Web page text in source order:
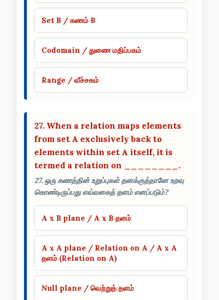
Set B / கணம் B
Codomain / துணை மதிப்பகம்
Range / வீச்சகம்
27. When a relation maps elements
from set A exclusively back to
elements within set A itself, it is
termed a relation on ________.
27. ஒரு கணத்தின் உறுப்புகள் தனக்குத்தானே உறவு
கொண்டிருப்பது எவ்வகைத் தளம் எனப்படும்?
A x B plane / A x B தளம்
A x A plane / Relation on A / A x A
தளம் (Relation on A)
Null plane / வெற்றுத் தளம்